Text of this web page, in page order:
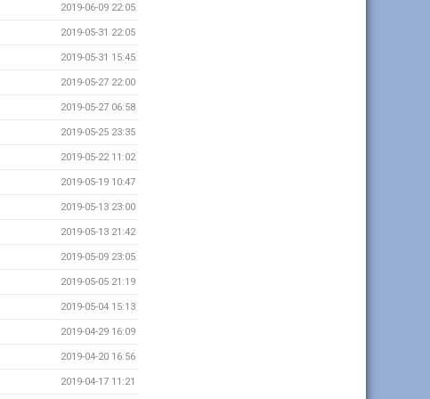
2019-06-09 22:05
2019-05-31 22:05
2019-05-31 15:45
2019-05-27 22:00
2019-05-27 06:58
2019-05-25 23:35
2019-05-22 11:02
2019-05-19 10:47
2019-05-13 23:00
2019-05-13 21:42
2019-05-09 23:05
2019-05-05 21:19
2019-05-04 15:13
2019-04-29 16:09
2019-04-20 16:56
2019-04-17 11:21